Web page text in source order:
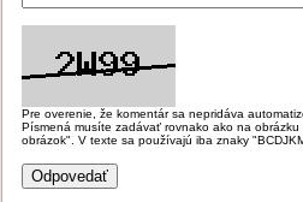
Pre overenie, že komentár sa nepridáva
Písmená musíte zadávať rovnako ako na
obrázok". V texte sa používajú iba znaky